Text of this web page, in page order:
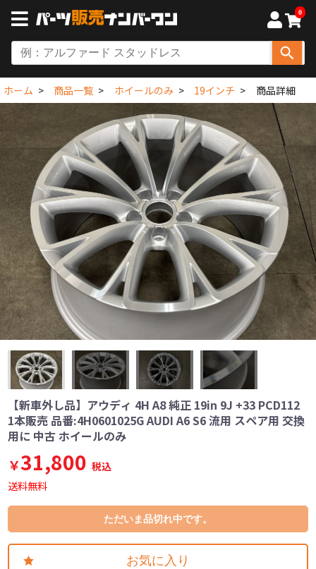
0
ホーム 商品一覧 ホイールのみ 19インチ 商品詳細
【新車外し品】アウディ 4H A8 純正 19in 9J +33 PCD112
1本販売 品番:4H0601025G AUDI A6 S6 流用 スペア用 交換
用に 中古 ホイールのみ
￥31,800 税込
送料無料
ただいま品切れ中です。
お気に入り